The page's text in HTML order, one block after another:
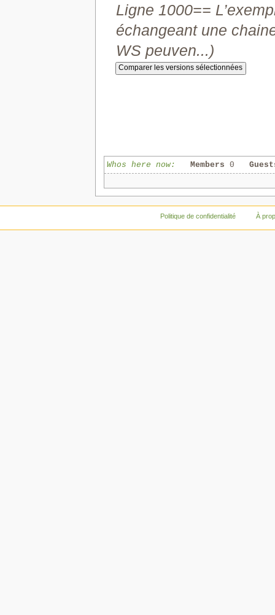
Ligne 1000==
échangeant une
WS peuven...)
Whos here now: Members 0
Politique de confidentialité À